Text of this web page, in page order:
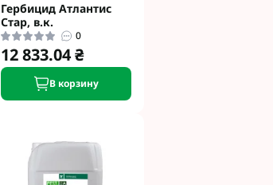
Гербицид Атлантис
Стар, в.к.
0
12 833.04 ₴
В корзину